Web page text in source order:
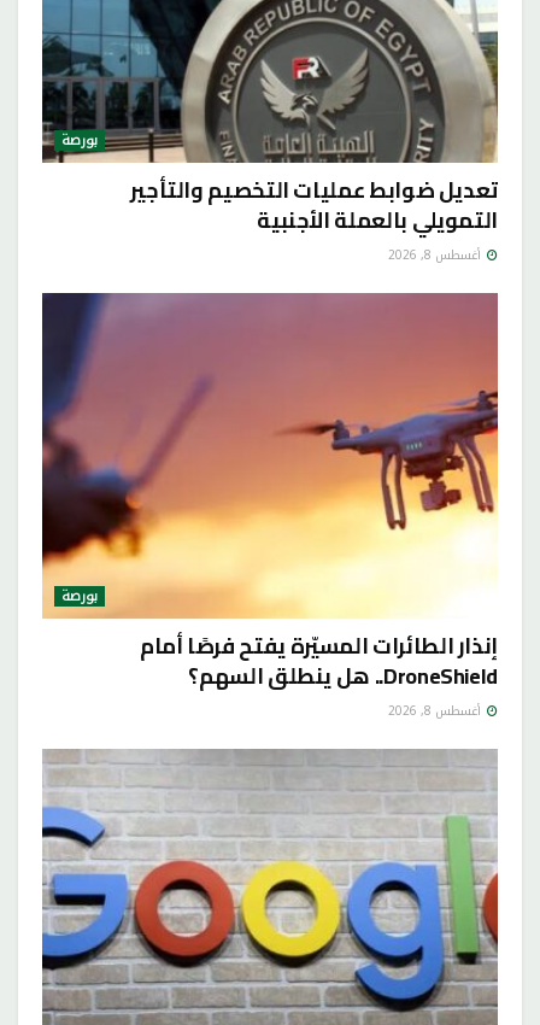
بورصة
تعديل ضوابط عمليات التخصيم والتأجير
التمويلي بالعملة الأجنبية
أغسطس 8, 2026
بورصة
إنذار الطائرات المسيّرة يفتح فرصًا أمام
DroneShield.. هل ينطلق السهم؟
أغسطس 8, 2026